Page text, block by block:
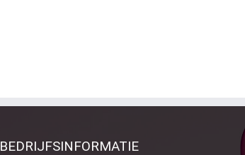
BEDRIJFSINFORMATIE